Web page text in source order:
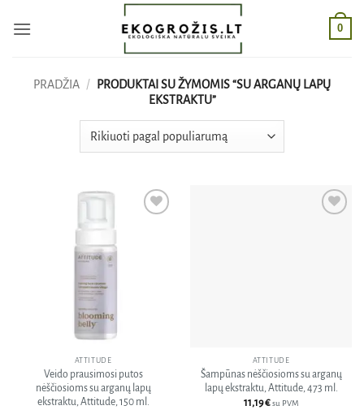
0
PRADŽIA /
PRODUKTAI SU ŽYMOMIS “SU ARGANŲ LAPŲ
EKSTRAKTU”
ATTITUDE
Veido prausimosi putos
nėščiosioms su arganų lapų
ekstraktu, Attitude, 150 ml.
ATTITUDE
Šampūnas nėščiosioms su arganų
lapų ekstraktu, Attitude, 473 ml.
11,19€ su PVM